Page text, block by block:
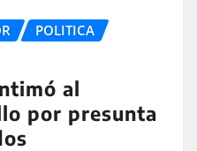
POLITICA
al
por presunta